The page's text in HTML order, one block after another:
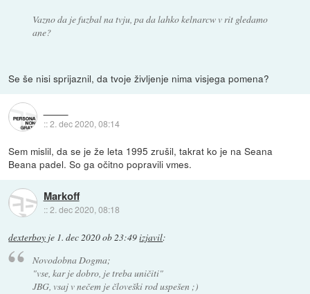
Vazno da je fuzbal na tvju, pa da lahko kelnarcw v rit gledamo
ane?
Se še nisi sprijaznil, da tvoje življenje nima visjega pomena?
::2. dec 2020, 08:14
Sem mislil, da se je že leta 1995 zrušil, takrat ko je na Seana
Beana padel. So ga očitno popravili vmes.
Markoff
::2. dec 2020, 08:18
dexterboy je 1. dec 2020 ob 23:49izjavil:
Novodobna Dogma;
"vse, kar je dobro, je treba uničiti"
JBG, vsaj v nečem je človeški rod uspešen ;)